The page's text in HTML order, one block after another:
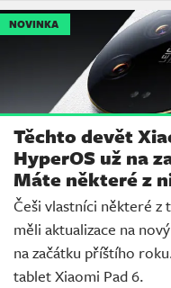
NOVINKA
Těchto devět
HyperOS už na
Máte některé z
Češi vlastníci některé z
měli aktualizace na
na začátku příštího
tablet Xiaomi Pad 6.